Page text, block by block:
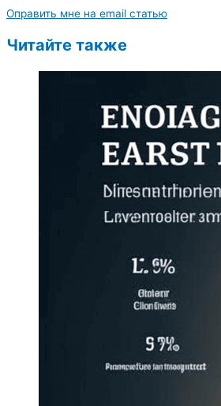
Оправить мне на email статью
Читайте также